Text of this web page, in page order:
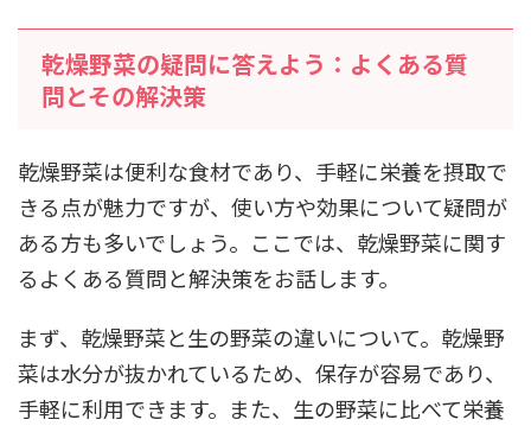
乾燥野菜の疑問に答えよう：よくある質
問とその解決策
乾燥野菜は便利な食材であり、手軽に栄養を摂取で
きる点が魅力ですが、使い方や効果について疑問が
ある方も多いでしょう。ここでは、乾燥野菜に関す
るよくある質問と解決策をお話します。
まず、乾燥野菜と生の野菜の違いについて。乾燥野
菜は水分が抜かれているため、保存が容易であり、
手軽に利用できます。また、生の野菜に比べて栄養